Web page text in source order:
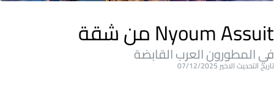
Nyoum Assuit من شقة
في المطورون العرب القابضة
تاريخ التحديث الاخير 07/12/2025